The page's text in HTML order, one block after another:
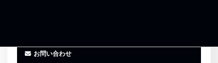
お問い合わせ